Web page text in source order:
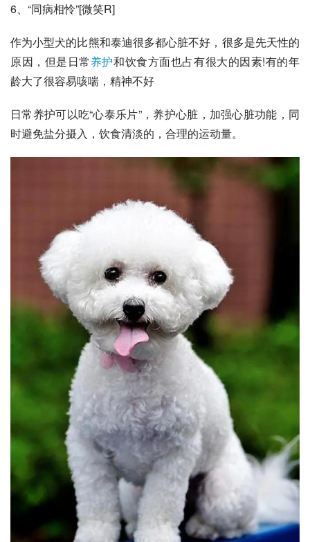
6、“同病相怜”[微笑R]
作为小型犬的比熊和泰迪很多都心脏不好，很多是先天性的
原因，但是日常养护和饮食方面也占有很大的因素!有的年
龄大了很容易咳喘，精神不好
日常养护可以吃“心泰乐片”，养护心脏，加强心脏功能，同
时避免盐分摄入，饮食清淡的，合理的运动量。